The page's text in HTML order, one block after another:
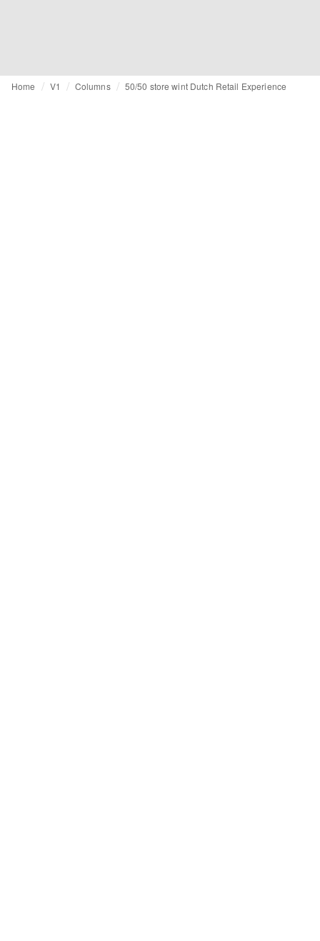
Home V1 Columns 50/50 store wint Dutch Retail Experience